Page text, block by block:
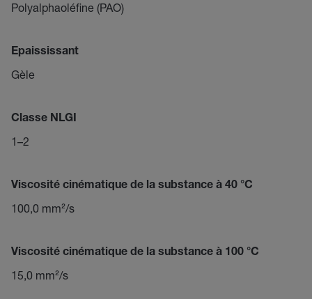
Polyalphaoléfine (PAO)
Epaississant
Gèle
Classe NLGI
1–2
Viscosité cinématique de la substance à 40 °C
100,0 mm²/s
Viscosité cinématique de la substance à 100 °C
15,0 mm²/s